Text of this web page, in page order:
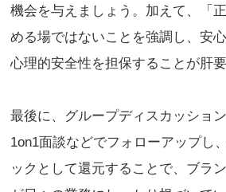
機会を与えましょう。加えて、「
める場ではないことを強調し、安
心理的安全性を担保することが肝要
最後に、グループディスカッショ
1on1面談などでフォローアップし
ックとして還元することで、ブラ